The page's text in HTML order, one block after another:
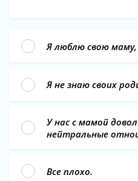
Я люблю свою
Я не знаю своих
У нас с мамой
нейтральные
Все плохо.